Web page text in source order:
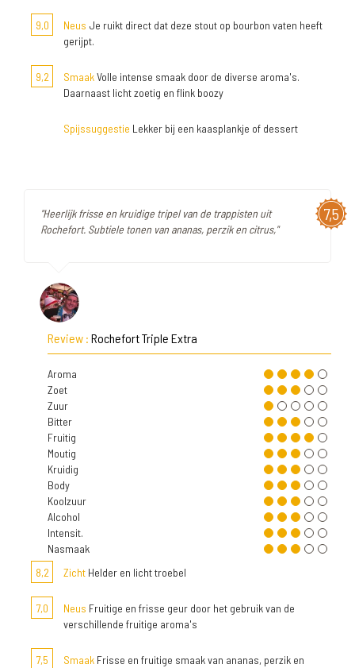
9,0 Neus Je ruikt direct dat deze stout op bourbon vaten heeft
gerijpt.
9,2 SmaakVolle intense smaak door de diverse aroma's.
Daarnaast licht zoetig en flink boozy
Spijssuggestie Lekker bij een kaasplankje of dessert
7,5
"Heerlijk frisse en kruidige tripel van de trappisten uit
Rochefort. Subtiele tonen van ananas, perzik en citrus,"
Review : Rochefort Triple Extra
Aroma
Zoet
Zuur
Bitter
Fruitig
Moutig
Kruidig
Body
Koolzuur
Alcohol
Intensit.
Nasmaak
8,2
Zicht Helder en licht troebel
7,0 Neus Fruitige en frisse geur door het gebruik van de
verschillende fruitige aroma's
7,5 Smaak Frisse en fruitige smaak van ananas, perzik en